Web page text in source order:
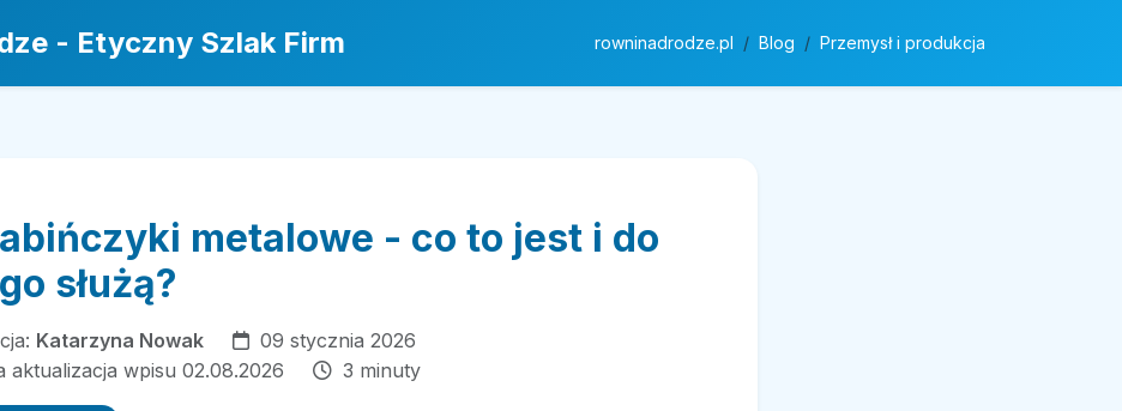
- Etyczny Szlak Firm rowninadrodze.pl Blog Przemysł i produkcja
metalowe - co to jest i do
służą?
Katarzyna Nowak
09 stycznia 2026
aktualizacja wpisu 02.08.2026
3 minuty